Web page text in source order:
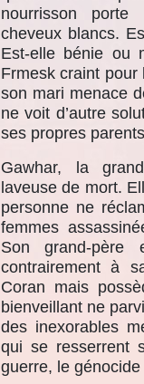
nourrisson
cheveux blancs.
Est-elle bénie ou
Frmesk craint
son mari menace
ne voit d’autre
ses propres
Gawhar, la
laveuse de mort.
personne ne
femmes
Son grand-
contrairement à
Coran mais
bienveillant ne
des inexorables
qui se resserrent
guerre, le